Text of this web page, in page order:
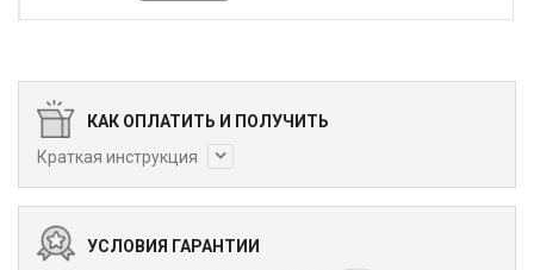
КАК ОПЛАТИТЬ И ПОЛУЧИТЬ
Краткая инструкция
УСЛОВИЯ ГАРАНТИИ